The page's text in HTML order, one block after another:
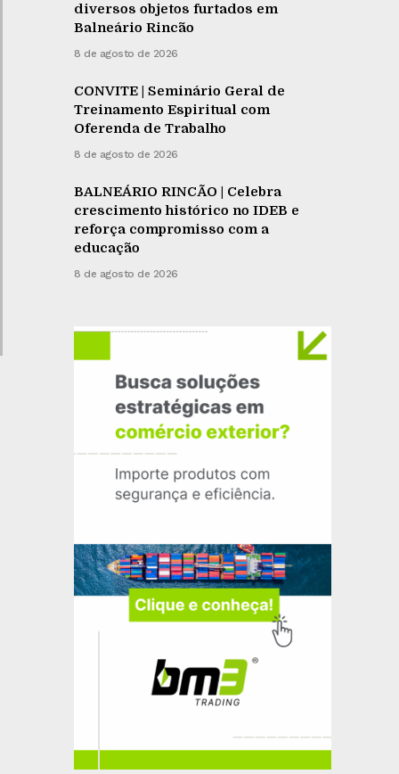
diversos objetos furtados em
Balneário Rincão
8 de agosto de 2026
CONVITE | Seminário Geral de
Treinamento Espiritual com
Oferenda de Trabalho
8 de agosto de 2026
BALNEÁRIO RINCÃO | Celebra
crescimento histórico no IDEB e
reforça compromisso com a
educação
8 de agosto de 2026